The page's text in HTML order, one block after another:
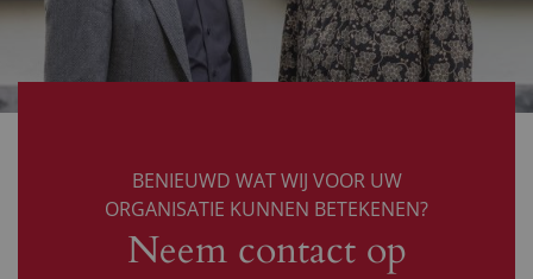
BENIEUWD WAT WIJ VOOR UW
ORGANISATIE KUNNEN BETEKENEN?
Neem contact op